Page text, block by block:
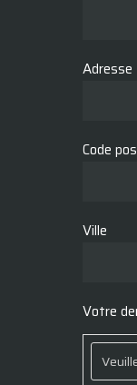
Adresse
Code
Ville
Votre
Votre
demande
concerne